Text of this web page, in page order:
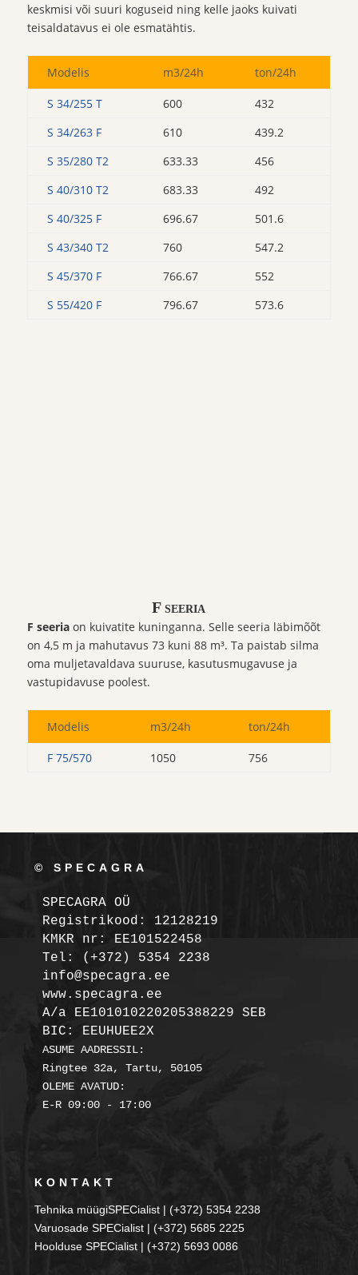
keskmisi või suuri koguseid ning kelle jaoks kuivati
teisaldatavus ei ole esmatähtis.
Modelis m3/24h ton/24h
S 34/255 T 600
432
S 34/263 F
610
439.2
S 35/280 T2
633.33
456
S 40/310 T2
683.33
492
S 40/325 F
696.67
501.6
S 43/340 T2
760
547.2
S 45/370 F
766.67
552
S 55/420 F
796.67 573.6
F seeria
F seeriaon kuivatite kuninganna. Selle seeria läbimõõt
on 4,5 m ja mahutavus 73 kuni 88 m³. Ta paistab silma
oma muljetavaldava suuruse, kasutusmugavuse ja
vastupidavuse poolest.
Modelis m3/24h ton/24h
F 75/570 1050 756
© SPECAGRA
SPECAGRA OÜ
Registrikood: 12128219
KMKR nr: EE101522458
Tel: (+372) 5354 2238
info@specagra.ee
A/a EE101010220205388229 SEB
BIC: EEUHUEE2X
ASUME AADRESSIL:
Ringtee 32a, Tartu, 50105
OLEME AVATUD:
E-R 09:00 - 17:00
KONTAKT
Tehnika müügiSPECialist | (+372) 5354 2238
Varuosade SPECialist | (+372) 5685 2225
Hoolduse SPECialist | (+372) 5693 0086